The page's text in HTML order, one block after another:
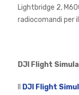
Lightbridge 2,
radiocomandi per
DJI Flight
DJI Flight